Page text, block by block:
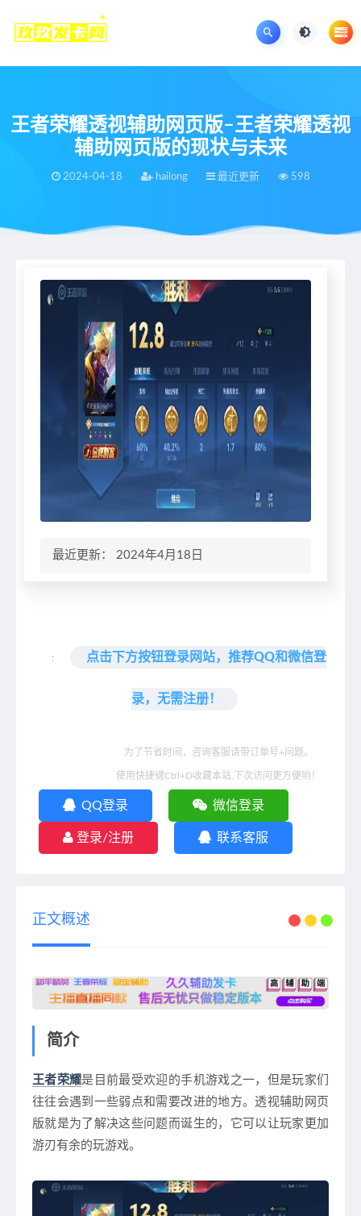
王者荣耀透视辅助网页版–王者荣耀透视
辅助网页版的现状与未来
2024-04-18 hailong 最近更新 598
最近更新： 2024年4月18日
: 点击下方按钮登录网站，推荐QQ和微信登
录，无需注册！
为了节省时间，咨询客服请带订单号+问题。
使用快捷键Ctrl+D收藏本站,下次访问更方便哟！
QQ登录 微信登录
登录/注册 联系客服
正文概述
简介
王者荣耀是目前最受欢迎的手机游戏之一，但是玩家们
往往会遇到一些弱点和需要改进的地方。透视辅助网页
版就是为了解决这些问题而诞生的，它可以让玩家更加
游刃有余的玩游戏。